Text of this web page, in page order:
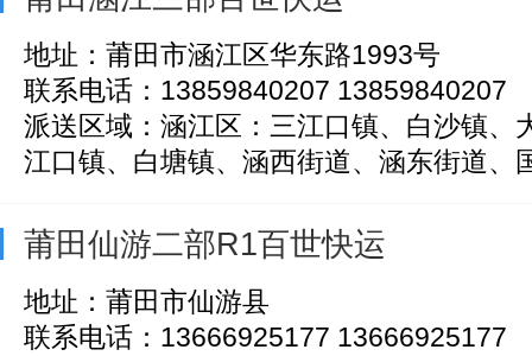
地址：莆田市涵江区华东路1993号
联系电话：13859840207 13859840207
派送区域：涵江区：三江口镇、白沙镇、
江口镇、白塘镇、涵西街道、涵东街道、
莆田仙游二部R1百世快运
地址：莆田市仙游县
联系电话：13666925177 13666925177